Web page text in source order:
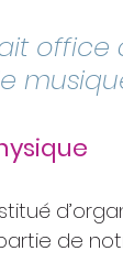
office
de